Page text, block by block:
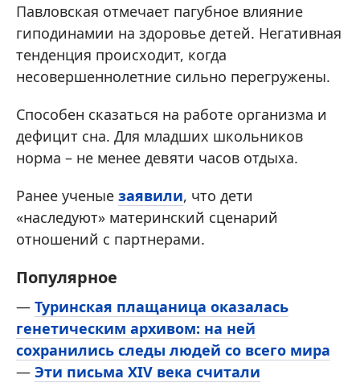
Павловская отмечает пагубное влияние
гиподинамии на здоровье детей. Негативная
тенденция происходит, когда
несовершеннолетние сильно перегружены.
Способен сказаться на работе организма и
дефицит сна. Для младших школьников
норма – не менее девяти часов отдыха.
Ранее ученые заявили, что дети
«наследуют» материнский сценарий
отношений с партнерами.
Популярное
— Туринская плащаница оказалась
генетическим архивом: на ней
сохранились следы людей со всего мира
— Эти письма XIV века считали